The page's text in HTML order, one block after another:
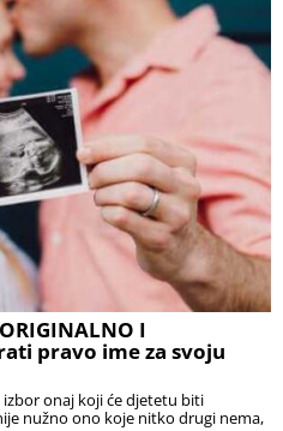
I
pravo ime za svoju
onaj koji će djetetu biti
nužno ono koje nitko drugi nema,